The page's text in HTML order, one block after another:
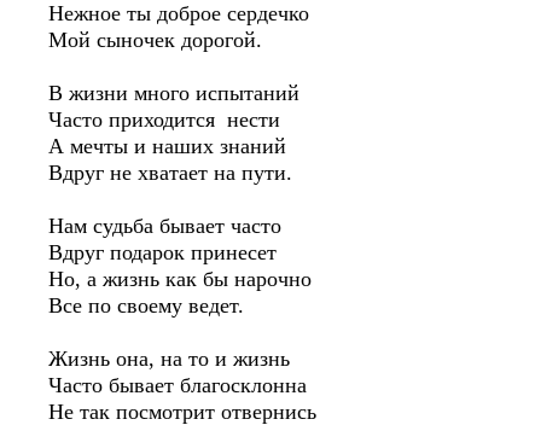
Нежное ты доброе сердечко
Мой сыночек дорогой.
В жизни много испытаний
Часто приходится нести
А мечты и наших знаний
Вдруг не хватает на пути.
Нам судьба бывает часто
Вдруг подарок принесет
Но, а жизнь как бы нарочно
Все по своему ведет.
Жизнь она, на то и жизнь
Часто бывает благосклонна
Не так посмотрит отвернись